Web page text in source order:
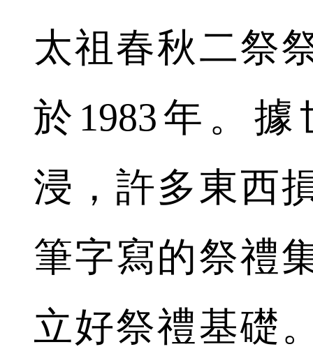
太祖春秋二祭
於1983年。
浸，許多東西
筆字寫的祭禮
立好祭禮基礎